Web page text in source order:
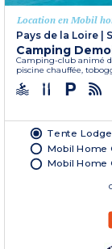
Location en Mobil
Pays de la Loire |
Camping
Camping-club animé
piscine chauffée,
Tente
Mobil Home
Mobil Home